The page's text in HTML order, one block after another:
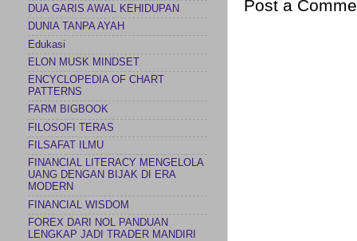
Post a
DUA GARIS AWAL KEHIDUPAN
DUNIA TANPA AYAH
Edukasi
ELON MUSK MINDSET
ENCYCLOPEDIA OF CHART
PATTERNS
FARM BIGBOOK
FILOSOFI TERAS
FILSAFAT ILMU
FINANCIAL LITERACY MENGELOLA
UANG DENGAN BIJAK DI ERA
MODERN
FINANCIAL WISDOM
FOREX DARI NOL PANDUAN
LENGKAP JADI TRADER MANDIRI